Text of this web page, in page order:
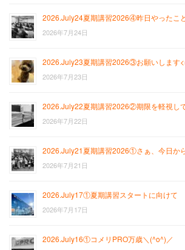
2026.July24夏期講習2026④昨日やったこ
2026年7月24日
2026.July23夏期講習2026③お願いします
2026年7月23日
2026.July22夏期講習2026②期限を軽視し
2026年7月22日
2026.July21夏期講習2026①さぁ、今日か
2026年7月21日
2026.July17①夏期講習スタートに向けて
2026年7月17日
2026.July16①コメリPRO万歳＼(^o^)／